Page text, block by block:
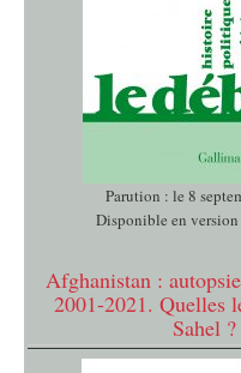
Parution : le 8
Disponible en
Afghanistan :
2001-2021. Quelles
Sahel ?